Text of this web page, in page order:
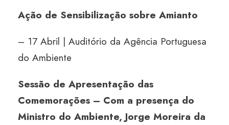
Ação de Sensibilização sobre Amianto
– 17 Abril | Auditório da Agência Portuguesa
do Ambiente
Sessão de Apresentação das
Comemorações – Com a presença do
Ministro do Ambiente, Jorge Moreira da